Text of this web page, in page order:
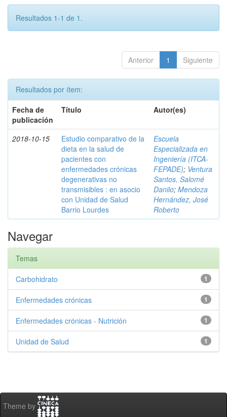
Resultados 1-1 de 1.
Anterior 1 Siguiente
Resultados por ítem:
Fecha de
publicación
Título Autor(es)
2018-10-15
Estudio comparativo de la
dieta en la salud de
pacientes con
enfermedades crónicas
degenerativas no
transmisibles : en asocio
con Unidad de Salud
Barrio Lourdes
Escuela
Especializada en
Ingeniería (ITCA-
FEPADE); Ventura
Santos, Salomé
Danilo; Mendoza
Hernández, José
Roberto
Navegar
Temas
1
Carbohidrato
1
Enfermedades crónicas
1
Enfermedades crónicas - Nutrición
1
Unidad de Salud
Theme by